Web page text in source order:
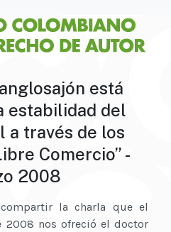
está
estabilidad del
a través de los
Comercio” -
2008
la charla que el
2008 nos ofreció el doctor